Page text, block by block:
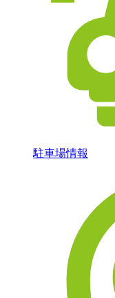
駐車場情報